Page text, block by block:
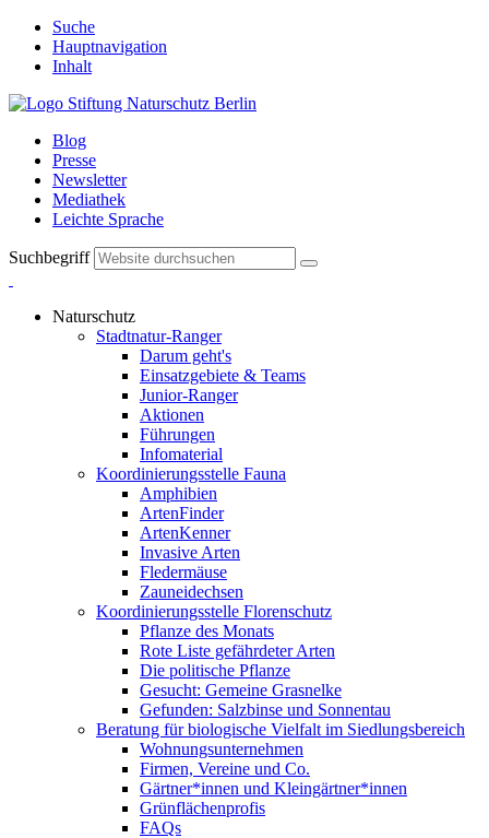
Suche
Hauptnavigation
Inhalt
Blog
Presse
Newsletter
Mediathek
Leichte Sprache
Suchbegriff
Naturschutz
Stadtnatur-Ranger
Darum geht's
Einsatzgebiete & Teams
Junior-Ranger
Aktionen
Führungen
Infomaterial
Koordinierungsstelle Fauna
Amphibien
ArtenFinder
ArtenKenner
Invasive Arten
Fledermäuse
Zauneidechsen
Koordinierungsstelle Florenschutz
Pflanze des Monats
Rote Liste gefährdeter Arten
Die politische Pflanze
Gesucht: Gemeine Grasnelke
Gefunden: Salzbinse und Sonnentau
Beratung für biologische Vielfalt im Siedlungsbereich
Wohnungsunternehmen
Firmen, Vereine und Co.
Gärtner*innen und Kleingärtner*innen
Grünflächenprofis
FAQs